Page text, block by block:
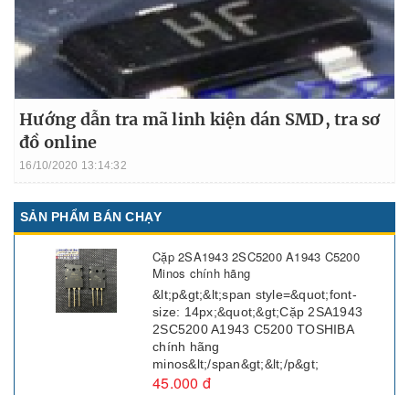
Hướng dẫn tra mã linh kiện dán SMD, tra sơ
đồ online
16/10/2020 13:14:32
SẢN PHẨM BÁN CHẠY
Cặp 2SA1943 2SC5200 A1943 C5200
Minos chính hãng
&lt;p&gt;&lt;span style=&quot;font-
size: 14px;&quot;&gt;Cặp 2SA1943
2SC5200 A1943 C5200 TOSHIBA
chính hãng
minos&lt;/span&gt;&lt;/p&gt;
45.000 đ